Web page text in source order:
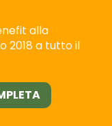
alla
2018 a tutto il